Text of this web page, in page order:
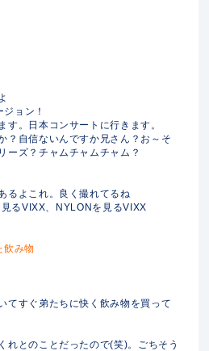
ョン！
す。日本コンサートに行きます。
？自信ないんですか兄さん？お～そ
ーズ？チャムチャムチャム？
るよこれ。良く撮れてるね
るVIXX、NYLONを見るVIXX
飲み物
てすぐ弟たちに快く飲み物を買って
れとのことだったので(笑)。ごちそう